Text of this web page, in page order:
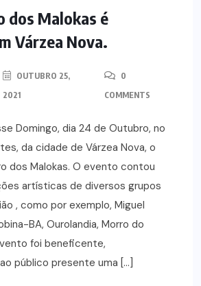
dos Malokas é
Várzea Nova.
OUTUBRO 25,
2021
0
COMMENTS
Domingo, dia 24 de Outubro, no
da cidade de Várzea Nova, o
dos Malokas. O evento contou
artísticas de diversos grupos
, como por exemplo, Miguel
BA, Ourolandia, Morro do
foi beneficente,
público presente uma […]